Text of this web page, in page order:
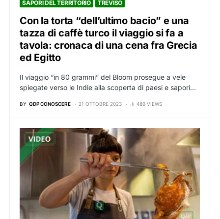
SAPORI DEL TERRITORIO TREVISO
Con la torta “dell’ultimo bacio” e una
tazza di caffè turco il viaggio si fa a
tavola: cronaca di una cena fra Grecia
ed Egitto
Il viaggio “in 80 grammi” del Bloom prosegue a vele
spiegate verso le Indie alla scoperta di paesi e sapori…
BY QDP CONOSCERE 21 OTTOBRE 2023 489 VIEWS